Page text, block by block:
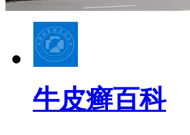
牛皮癣百科